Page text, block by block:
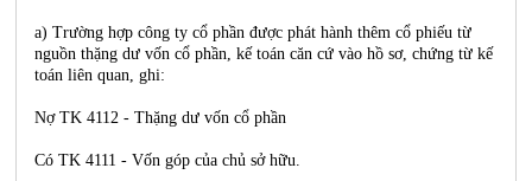
a) Trường hợp công ty cổ phần được phát hành thêm cổ phiếu từ
nguồn thặng dư vốn cổ phần, kế toán căn cứ vào hồ sơ, chứng từ kế
toán liên quan, ghi:
Nợ TK 4112 - Thặng dư vốn cổ phần
Có TK 4111 - Vốn góp của chủ sở hữu.